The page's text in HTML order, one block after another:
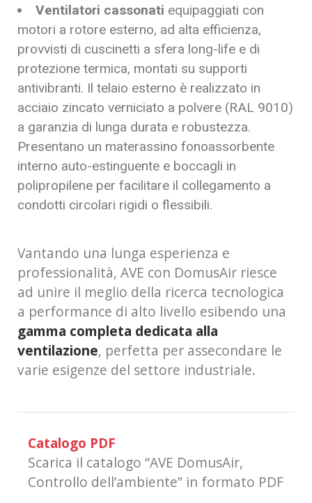
Ventilatori cassonati equipaggiati con
motori a rotore esterno, ad alta efficienza,
provvisti di cuscinetti a sfera long-life e di
protezione termica, montati su supporti
antivibranti. Il telaio esterno è realizzato in
acciaio zincato verniciato a polvere (RAL 9010)
a garanzia di lunga durata e robustezza.
Presentano un materassino fonoassorbente
interno auto-estinguente e boccagli in
polipropilene per facilitare il collegamento a
condotti circolari rigidi o flessibili.
Vantando una lunga esperienza e
professionalità, AVE con DomusAir riesce
ad unire il meglio della ricerca tecnologica
a performance di alto livello esibendo una
gamma completa dedicata alla
ventilazione, perfetta per assecondare le
varie esigenze del settore industriale.
Catalogo PDF
Scarica il catalogo “AVE DomusAir,
Controllo dell’ambiente” in formato PDF